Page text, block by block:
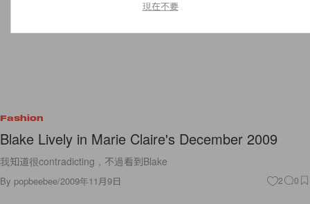
Fashion
Blake Lively in Marie Claire's December 2009
我知道很contradicting，不過看到Blake
By popbeebee/2009年11月9日 2 0
現在不要